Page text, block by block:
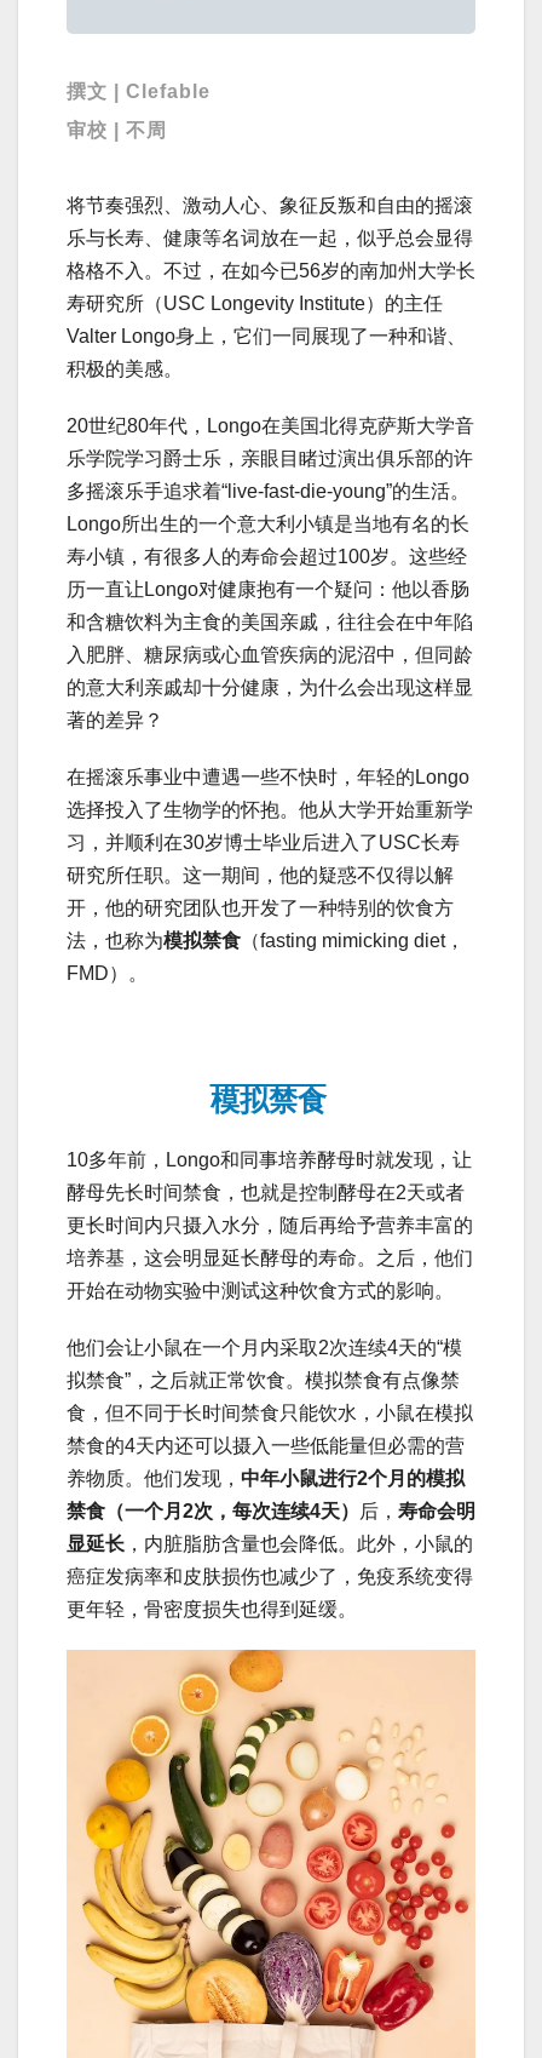
撰文 | Clefable
审校 | 不周
将节奏强烈、激动人心、象征反叛和自由的摇滚
乐与长寿、健康等名词放在一起，似乎总会显得
格格不入。不过，在如今已56岁的南加州大学长
寿研究所（USC Longevity Institute）的主任
Valter Longo身上，它们一同展现了一种和谐、
积极的美感。
20世纪80年代，Longo在美国北得克萨斯大学音
乐学院学习爵士乐，亲眼目睹过演出俱乐部的许
多摇滚乐手追求着“live-fast-die-young”的生活。
Longo所出生的一个意大利小镇是当地有名的长
寿小镇，有很多人的寿命会超过100岁。这些经
历一直让Longo对健康抱有一个疑问：他以香肠
和含糖饮料为主食的美国亲戚，往往会在中年陷
入肥胖、糖尿病或心血管疾病的泥沼中，但同龄
的意大利亲戚却十分健康，为什么会出现这样显
著的差异？
在摇滚乐事业中遭遇一些不快时，年轻的Longo
选择投入了生物学的怀抱。他从大学开始重新学
习，并顺利在30岁博士毕业后进入了USC长寿
研究所任职。这一期间，他的疑惑不仅得以解
开，他的研究团队也开发了一种特别的饮食方
法，也称为模拟禁食 （fasting mimicking diet，
FMD）。
模拟禁食
10多年前，Longo和同事培养酵母时就发现，让
酵母先长时间禁食，也就是控制酵母在2天或者
更长时间内只摄入水分，随后再给予营养丰富的
培养基，这会明显延长酵母的寿命。之后，他们
开始在动物实验中测试这种饮食方式的影响。
他们会让小鼠在一个月内采取2次连续4天的“模
拟禁食”，之后就正常饮食。模拟禁食有点像禁
食，但不同于长时间禁食只能饮水，小鼠在模拟
禁食的4天内还可以摄入一些低能量但必需的营
养物质。他们发现， 中年小鼠进行2个月的模拟
禁食（一个月2次，每次连续4天）
后， 寿命会明
显延长 ，内脏脂肪含量也会降低。此外，小鼠的
癌症发病率和皮肤损伤也减少了，免疫系统变得
更年轻，骨密度损失也得到延缓。